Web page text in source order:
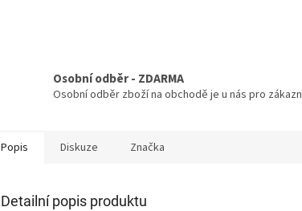
Osobní odběr - ZDARMA
Osobní odběr zboží na obchodě je u nás pro
Popis Diskuze Značka
Detailní popis produktu